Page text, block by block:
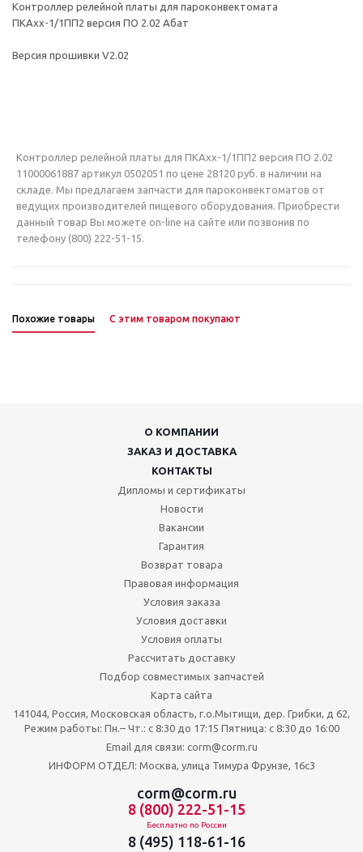
Контроллер релейной платы для пароконвектомата
ПКАхх-1/1ПП2 версия ПО 2.02 Абат
Версия прошивки V2.02
Контроллер релейной платы для ПКАхх-1/1ПП2 версия ПО 2.02
11000061887 артикул 0502051 по цене 28120 руб. в наличии на
складе. Мы предлагаем запчасти для пароконвектоматов от
ведущих производителей пищевого оборудования. Приобрести
данный товар Вы можете on-line на сайте или позвонив по
телефону (800) 222-51-15.
Похожие товары С этим товаром покупают
О КОМПАНИИ
ЗАКАЗ И ДОСТАВКА
КОНТАКТЫ
Дипломы и сертификаты
Новости
Вакансии
Гарантия
Возврат товара
Правовая информация
Условия заказа
Условия доставки
Условия оплаты
Рассчитать доставку
Подбор совместимых запчастей
Карта сайта
141044, Россия, Московская область, г.о.Мытищи, дер. Грибки, д 62,
Режим работы: Пн.– Чт.: с 8:30 до 17:15 Пятница: c 8:30 до 16:00
Email для связи: corm@corm.ru
ИНФОРМ ОТДЕЛ: Москва, улица Тимура Фрунзе, 16с3
corm@corm.ru
8 (800) 222-51-15
Бесплатно по России
8 (495) 118-61-16